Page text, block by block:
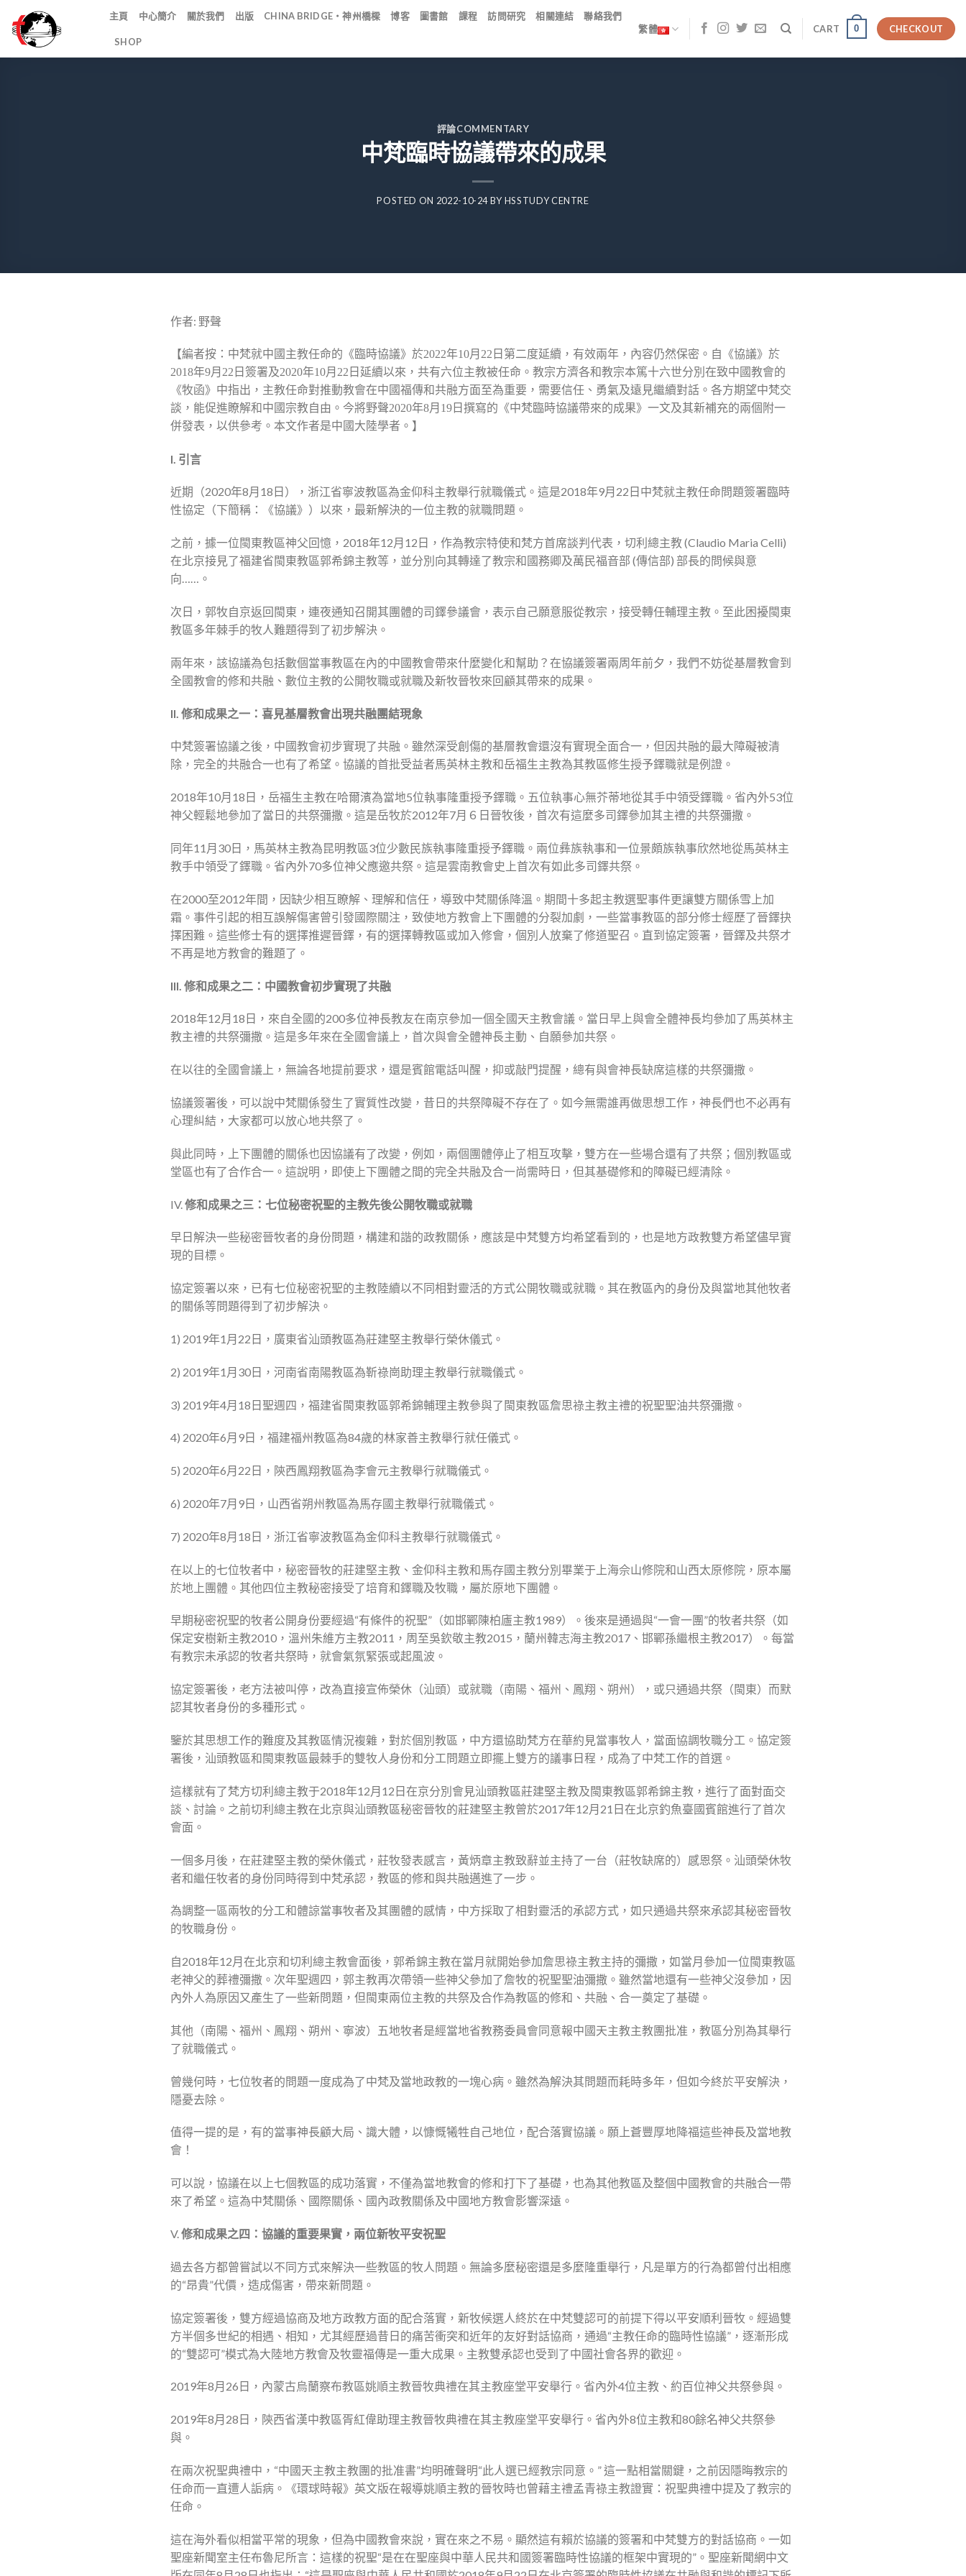
content
主頁 中心簡介 關於我們 出版 CHINA BRIDGE・神州橋樑 博客 圖書館 課程 訪問研究 相關連結 聯絡我們
SHOP
繁體 CART 0 CHECKOUT
評論COMMENTARY
中梵臨時協議帶來的成果
POSTED ON 2022-10-24BYHSSTUDY CENTRE
作者: 野聲
【編者按：中梵就中國主教任命的《臨時協議》於2022年10月22日第二度延續，有效兩年，內容仍然保密。自《協議》於
2018年9月22日簽署及2020年10月22日延續以來，共有六位主教被任命。教宗方濟各和教宗本篤十六世分別在致中國教會的
《牧函》中指出，主教任命對推動教會在中國福傳和共融方面至為重要，需要信任、勇氣及遠見繼續對話。各方期望中梵交
談，能促進瞭解和中國宗教自由。今將野聲2020年8月19日撰寫的《中梵臨時協議帶來的成果》一文及其新補充的兩個附一
併發表，以供參考。本文作者是中國大陸學者。】
I. 引言
近期（2020年8月18日），浙江省寧波教區為金仰科主教舉行就職儀式。這是2018年9月22日中梵就主教任命問題簽署臨時
性協定（下簡稱：《協議》）以來，最新解決的一位主教的就職問題。
之前，據一位閩東教區神父回憶，2018年12月12日，作為教宗特使和梵方首席談判代表，切利總主教 (Claudio Maria Celli)
在北京接見了福建省閩東教區郭希錦主教等，並分別向其轉達了教宗和國務卿及萬民福音部 (傳信部) 部長的問候與意
向……。
次日，郭牧自京返回閩東，連夜通知召開其團體的司鐸參議會，表示自己願意服從教宗，接受轉任輔理主教。至此困擾閩東
教區多年棘手的牧人難題得到了初步解決。
兩年來，該協議為包括數個當事教區在內的中國教會帶來什麼變化和幫助？在協議簽署兩周年前夕，我們不妨從基層教會到
全國教會的修和共融、數位主教的公開牧職或就職及新牧晉牧來回顧其帶來的成果。
II. 修和成果之一：喜見基層教會出現共融團結現象
中梵簽署協議之後，中國教會初步實現了共融。雖然深受創傷的基層教會還沒有實現全面合一，但因共融的最大障礙被清
除，完全的共融合一也有了希望。協議的首批受益者馬英林主教和岳福生主教為其教區修生授予鐸職就是例證。
2018年10月18日，岳福生主教在哈爾濱為當地5位執事隆重授予鐸職。五位執事心無芥蒂地從其手中領受鐸職。省內外53位
神父輕鬆地參加了當日的共祭彌撒。這是岳牧於2012年7月６日晉牧後，首次有這麼多司鐸參加其主禮的共祭彌撒。
同年11月30日，馬英林主教為昆明教區3位少數民族執事隆重授予鐸職。兩位彝族執事和一位景頗族執事欣然地從馬英林主
教手中領受了鐸職。省內外70多位神父應邀共祭。這是雲南教會史上首次有如此多司鐸共祭。
在2000至2012年間，因缺少相互瞭解、理解和信任，導致中梵關係降溫。期間十多起主教選聖事件更讓雙方關係雪上加
霜。事件引起的相互誤解傷害曾引發國際關注，致使地方教會上下團體的分裂加劇，一些當事教區的部分修士經歷了晉鐸抉
擇困難。這些修士有的選擇推遲晉鐸，有的選擇轉教區或加入修會，個別人放棄了修道聖召。直到協定簽署，晉鐸及共祭才
不再是地方教會的難題了。
III. 修和成果之二：中國教會初步實現了共融
2018年12月18日，來自全國的200多位神長教友在南京參加一個全國天主教會議。當日早上與會全體神長均參加了馬英林主
教主禮的共祭彌撒。這是多年來在全國會議上，首次與會全體神長主動、自願參加共祭。
在以往的全國會議上，無論各地提前要求，還是賓館電話叫醒，抑或敲門提醒，總有與會神長缺席這樣的共祭彌撒。
協議簽署後，可以說中梵關係發生了實質性改變，昔日的共祭障礙不存在了。如今無需誰再做思想工作，神長們也不必再有
心理糾結，大家都可以放心地共祭了。
與此同時，上下團體的關係也因協議有了改變，例如，兩個團體停止了相互攻擊，雙方在一些場合還有了共祭；個別教區或
堂區也有了合作合一。這說明，即使上下團體之間的完全共融及合一尚需時日，但其基礎修和的障礙已經清除。
IV. 修和成果之三：七位秘密祝聖的主教先後公開牧職或就職
早日解決一些秘密晉牧者的身份問題，構建和諧的政教關係，應該是中梵雙方均希望看到的，也是地方政教雙方希望儘早實
現的目標。
協定簽署以來，已有七位秘密祝聖的主教陸續以不同相對靈活的方式公開牧職或就職。其在教區內的身份及與當地其他牧者
的關係等問題得到了初步解決。
1) 2019年1月22日，廣東省汕頭教區為莊建堅主教舉行榮休儀式。
2) 2019年1月30日，河南省南陽教區為靳祿崗助理主教舉行就職儀式。
3) 2019年4月18日聖週四，福建省閩東教區郭希錦輔理主教參與了閩東教區詹思祿主教主禮的祝聖聖油共祭彌撒。
4) 2020年6月9日，福建福州教區為84歲的林家善主教舉行就任儀式。
5) 2020年6月22日，陝西鳳翔教區為李會元主教舉行就職儀式。
6) 2020年7月9日，山西省朔州教區為馬存國主教舉行就職儀式。
7) 2020年8月18日，浙江省寧波教區為金仰科主教舉行就職儀式。
在以上的七位牧者中，秘密晉牧的莊建堅主教、金仰科主教和馬存國主教分別畢業于上海佘山修院和山西太原修院，原本屬
於地上團體。其他四位主教秘密接受了培育和鐸職及牧職，屬於原地下團體。
早期秘密祝聖的牧者公開身份要經過“有條件的祝聖”（如邯鄲陳柏廬主教1989）。後來是通過與“一會一團”的牧者共祭（如
保定安樹新主教2010，溫州朱維方主教2011，周至吳欽敬主教2015，蘭州韓志海主教2017、邯鄲孫繼根主教2017）。每當
有教宗未承認的牧者共祭時，就會氣氛緊張或起風波。
協定簽署後，老方法被叫停，改為直接宣佈榮休（汕頭）或就職（南陽、福州、鳳翔、朔州），或只通過共祭（閩東）而默
認其牧者身份的多種形式。
鑒於其思想工作的難度及其教區情況複雜，對於個別教區，中方還協助梵方在華約見當事牧人，當面協調牧職分工。協定簽
署後，汕頭教區和閩東教區最棘手的雙牧人身份和分工問題立即擺上雙方的議事日程，成為了中梵工作的首選。
這樣就有了梵方切利總主教于2018年12月12日在京分別會見汕頭教區莊建堅主教及閩東教區郭希錦主教，進行了面對面交
談、討論。之前切利總主教在北京與汕頭教區秘密晉牧的莊建堅主教曾於2017年12月21日在北京釣魚臺國賓館進行了首次
會面。
一個多月後，在莊建堅主教的榮休儀式，莊牧發表感言，黃炳章主教致辭並主持了一台（莊牧缺席的）感恩祭。汕頭榮休牧
者和繼任牧者的身份同時得到中梵承認，教區的修和與共融邁進了一步。
為調整一區兩牧的分工和體諒當事牧者及其團體的感情，中方採取了相對靈活的承認方式，如只通過共祭來承認其秘密晉牧
的牧職身份。
自2018年12月在北京和切利總主教會面後，郭希錦主教在當月就開始參加詹思祿主教主持的彌撒，如當月參加一位閩東教區
老神父的葬禮彌撒。次年聖週四，郭主教再次帶領一些神父參加了詹牧的祝聖聖油彌撒。雖然當地還有一些神父沒參加，因
內外人為原因又產生了一些新問題，但閩東兩位主教的共祭及合作為教區的修和、共融、合一奠定了基礎。
其他（南陽、福州、鳳翔、朔州、寧波）五地牧者是經當地省教務委員會同意報中國天主教主教團批准，教區分別為其舉行
了就職儀式。
曾幾何時，七位牧者的問題一度成為了中梵及當地政教的一塊心病。雖然為解決其問題而耗時多年，但如今終於平安解決，
隱憂去除。
值得一提的是，有的當事神長顧大局、識大體，以慷慨犧牲自己地位，配合落實協議。願上蒼豐厚地降福這些神長及當地教
會！
可以說，協議在以上七個教區的成功落實，不僅為當地教會的修和打下了基礎，也為其他教區及整個中國教會的共融合一帶
來了希望。這為中梵關係、國際關係、國內政教關係及中國地方教會影響深遠。
V.修和成果之四：協議的重要果實，兩位新牧平安祝聖
過去各方都曾嘗試以不同方式來解決一些教區的牧人問題。無論多麼秘密還是多麼隆重舉行，凡是單方的行為都曾付出相應
的“昂貴”代價，造成傷害，帶來新問題。
協定簽署後，雙方經過協商及地方政教方面的配合落實，新牧候選人終於在中梵雙認可的前提下得以平安順利晉牧。經過雙
方半個多世紀的相遇、相知，尤其經歷過昔日的痛苦衝突和近年的友好對話協商，通過“主教任命的臨時性協議”，逐漸形成
的“雙認可”模式為大陸地方教會及牧靈福傳是一重大成果。主教雙承認也受到了中國社會各界的歡迎。
2019年8月26日，內蒙古烏蘭察布教區姚順主教晉牧典禮在其主教座堂平安舉行。省內外4位主教、約百位神父共祭參與。
2019年8月28日，陝西省漢中教區胥紅偉助理主教晉牧典禮在其主教座堂平安舉行。省內外8位主教和80餘名神父共祭參
與。
在兩次祝聖典禮中，“中國天主教主教團的批准書”均明確聲明“此人選已經教宗同意。” 這一點相當關鍵，之前因隱晦教宗的
任命而一直遭人詬病。《環球時報》英文版在報導姚順主教的晉牧時也曾藉主禮孟青祿主教證實：祝聖典禮中提及了教宗的
任命。
這在海外看似相當平常的現象，但為中國教會來說，實在來之不易。顯然這有賴於協議的簽署和中梵雙方的對話協商。一如
聖座新聞室主任布魯尼所言：這樣的祝聖“是在在聖座與中華人民共和國簽署臨時性協議的框架中實現的”。聖座新聞網中文